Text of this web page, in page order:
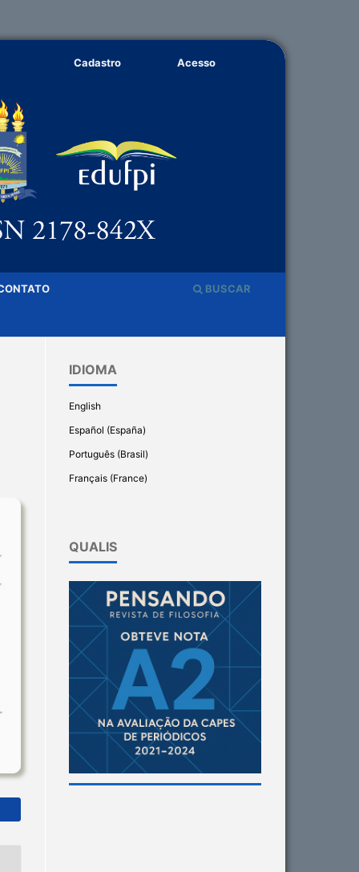
BUSCAR
Cadastro Acesso
IDIOMA
English
Español (España)
Português (Brasil)
Français (France)
QUALIS